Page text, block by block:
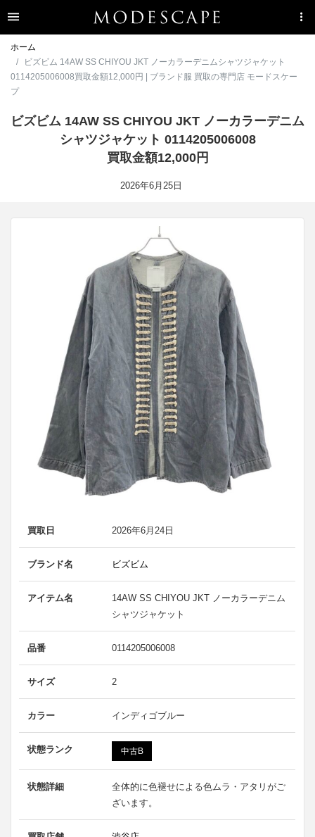
ホーム
ビズビム 14AW SS CHIYOU JKT ノーカラーデニムシャツジャケット
0114205006008買取金額12,000円 | ブランド服 買取の専門店 モードスケー
プ
ビズビム 14AW SS CHIYOU JKT ノーカラーデニム
シャツジャケット 0114205006008
買取金額12,000円
2026年6月25日
買取日 2026年6月24日
ブランド名 ビズビム
アイテム名
14AW SS CHIYOU JKT ノーカラーデニム
シャツジャケット
品番 0114205006008
サイズ 2
カラー インディゴブルー
状態ランク 中古B
状態詳細
全体的に色褪せによる色ムラ・アタリがご
ざいます。